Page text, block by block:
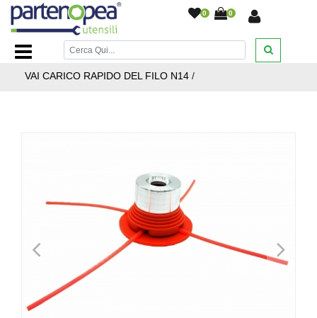
0 0
Home Page/BRICOLAGE E FAI DA TE/GIARDINAGGIO
TESTINA PER DECESPUGLIATORE UNIVERSALE BATTI E
VAI CARICO RAPIDO DEL FILO N14 /
< >